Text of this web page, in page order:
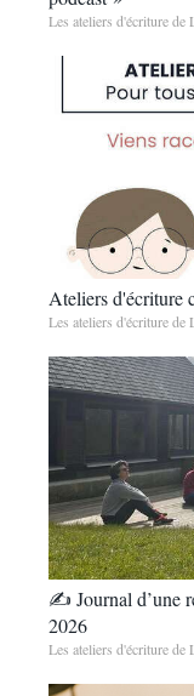
Les ateliers d'écriture de
Ateliers d'écriture
Les ateliers d'écriture de
✍️ Journal d’une
2026
Les ateliers d'écriture de